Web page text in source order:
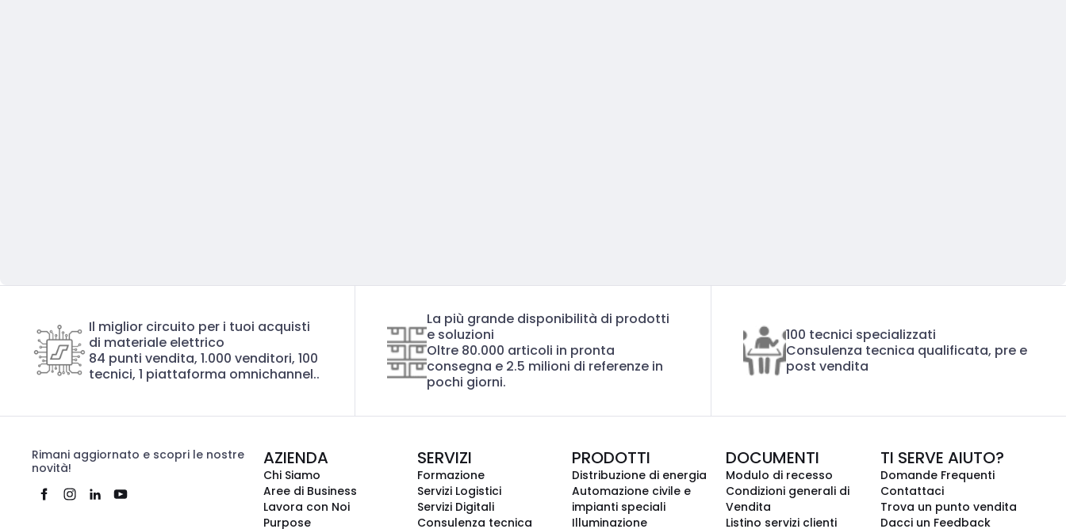
Il miglior circuito per i tuoi acquisti
di materiale elettrico
84 punti vendita, 1.000 venditori, 100
tecnici, 1 piattaforma omnichannel..
La più grande disponibilità di prodotti
e soluzioni
Oltre 80.000 articoli in pronta
consegna e 2.5 milioni di referenze in
pochi giorni.
100 tecnici specializzati
Consulenza tecnica qualificata, pre e
post vendita
Rimani aggiornato e scopri le nostre
novità!
AZIENDA
Chi Siamo
Aree di Business
Lavora con Noi
Purpose
SERVIZI
Formazione
Servizi Logistici
Servizi Digitali
Consulenza tecnica
PRODOTTI
Distribuzione di energia
Automazione civile e
impianti speciali
Illuminazione
DOCUMENTI
Modulo di recesso
Condizioni generali di
Vendita
Listino servizi clienti
TI SERVE AIUTO?
Domande Frequenti
Contattaci
Trova un punto vendita
Dacci un Feedback